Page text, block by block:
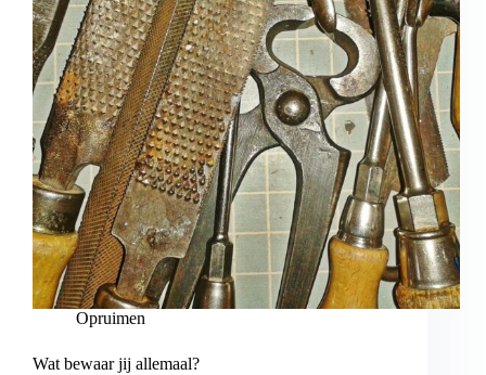
Opruimen
Wat bewaar jij allemaal?